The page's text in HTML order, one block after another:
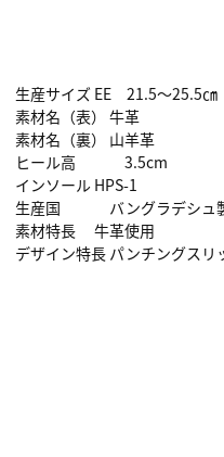
生産サイズ EE 21.5～25.5㎝
素材名（表） 牛革
素材名（裏） 山羊革
ヒール高 3.5cm
インソール HPS-1
生産国 バングラデシュ
素材特長 牛革使用
デザイン特長 パンチングスリ